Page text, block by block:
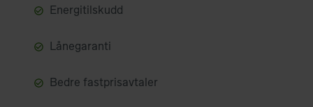
Energitilskudd
Lånegaranti
Bedre fastprisavtaler